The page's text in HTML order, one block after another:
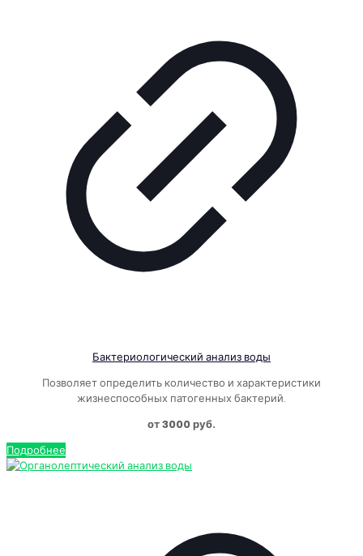
Бактериологический анализ воды
Позволяет определить количество и характеристики
жизнеспособных патогенных бактерий.
от 3000 руб.
Подробнее